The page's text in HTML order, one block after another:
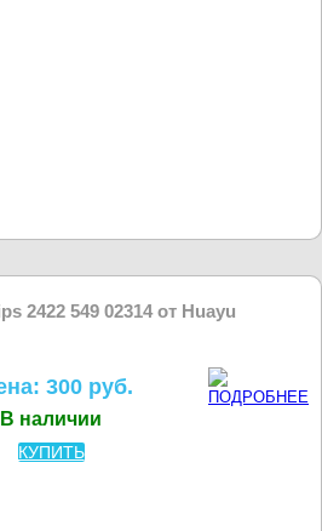
2422 549 02314 от Huayu
300 руб.
В наличии
КУПИТЬ